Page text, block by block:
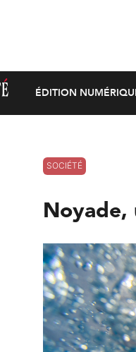
ÉDITION
SOCIÉTÉ
Noyade,